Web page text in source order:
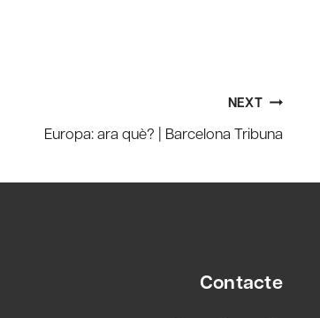
NEXT
Europa: ara què? | Barcelona Tribuna
Contacte